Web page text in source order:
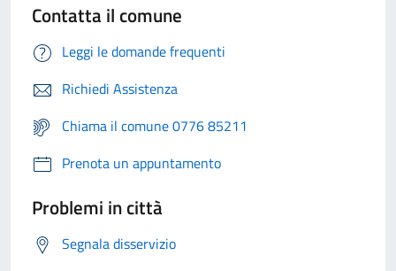
Contatta il comune
Leggi le domande frequenti
Richiedi Assistenza
Chiama il comune 0776 85211
Prenota un appuntamento
Problemi in città
Segnala disservizio